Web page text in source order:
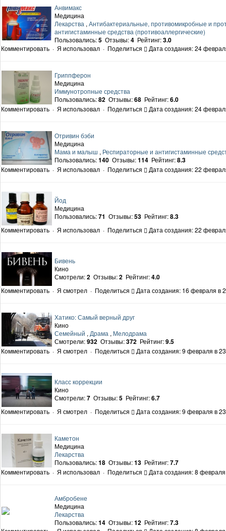
Анвимакс
Медицина
Лекарства , Антибактериальные, противомикробные и
антигистаминные средства (противоаллергические)
Пользовались:5 Отзывы:4 Рейтинг:3.0
Комментировать · Я использовал · Поделиться Дата создания: 24
Гриппферон
Медицина
Иммунотропные средства
Пользовались:82 Отзывы:68 Рейтинг:6.0
Комментировать · Я использовал · Поделиться Дата создания: 24
Отривин бэби
Медицина
Мама и малыш , Респираторные и антигистаминные
Пользовались:140 Отзывы:114 Рейтинг:8.3
Комментировать · Я использовал · Поделиться Дата создания: 22
Йод
Медицина
Пользовались:71 Отзывы:53 Рейтинг:8.3
Комментировать · Я использовал · Поделиться Дата создания: 22
Бивень
Кино
Смотрели:2 Отзывы:2 Рейтинг:4.0
Комментировать · Я смотрел · Поделиться Дата создания: 16 февраля в
Хатико: Самый верный друг
Кино
Семейный , Драма , Мелодрама
Смотрели:932 Отзывы:372 Рейтинг:9.5
Комментировать · Я смотрел · Поделиться Дата создания: 9 февраля в
Класс коррекции
Кино
Смотрели:7 Отзывы:5 Рейтинг:6.7
Комментировать · Я смотрел · Поделиться Дата создания: 9 февраля в
Каметон
Медицина
Лекарства
Пользовались:18 Отзывы:13 Рейтинг:7.7
Комментировать · Я использовал · Поделиться Дата создания: 8
Амбробене
Медицина
Лекарства
Пользовались:14 Отзывы:12 Рейтинг:7.3